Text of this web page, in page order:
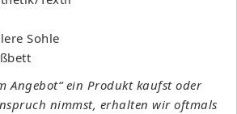
Sohle
Angebot“ ein Produkt kaufst oder
nimmst, erhalten wir oftmals